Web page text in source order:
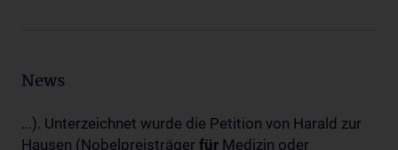
News
...). Unterzeichnet wurde die Petition von Harald zur
Hausen (Nobelpreisträger für Medizin oder